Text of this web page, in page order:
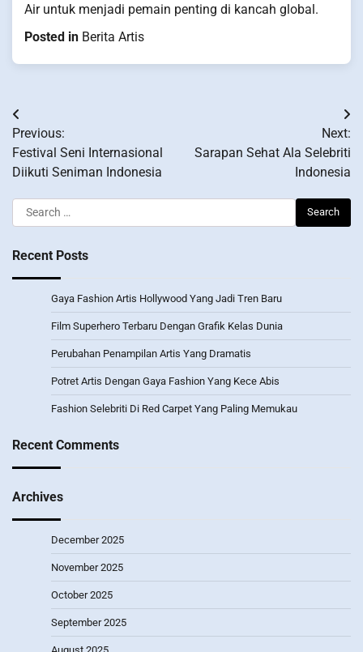
Air untuk menjadi pemain penting di kancah global.
Posted in Berita Artis
Post
navigation
Previous:
Festival Seni Internasional
Diikuti Seniman Indonesia
Next:
Sarapan Sehat Ala Selebriti
Indonesia
Search
for:
Recent Posts
Gaya Fashion Artis Hollywood Yang Jadi Tren Baru
Film Superhero Terbaru Dengan Grafik Kelas Dunia
Perubahan Penampilan Artis Yang Dramatis
Potret Artis Dengan Gaya Fashion Yang Kece Abis
Fashion Selebriti Di Red Carpet Yang Paling Memukau
Recent Comments
Archives
December 2025
November 2025
October 2025
September 2025